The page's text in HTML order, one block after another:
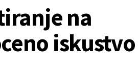
na
iskustvo